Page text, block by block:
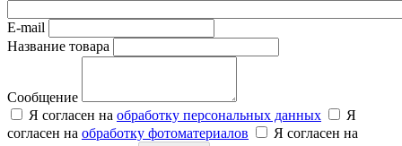
E-mail
Название товара
Сообщение
Я согласен на обработку персональных данных
Я
согласен на обработку фотоматериалов
Я согласен на